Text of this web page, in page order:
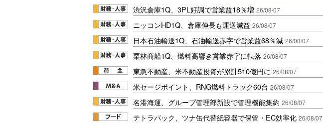
渋沢倉庫1Q、3PL好調で営業益18％増 26/08/07
ニッコンHD1Q、倉庫伸長も運送減益 26/08/07
日本石油輸送1Q、石油輸送赤字で営業益68％減 26/08/07
栗林商船1Q、燃料高響き営業赤字に転落 26/08/07
東急不動産、米不動産投資が累計510億円に 26/08/07
米セージポイント、RNG燃料トラック60台 26/08/07
名港海運、グループ管理部新設で管理機能集約 26/08/07
テトラパック、ツナ缶代替紙容器で保管・EC効率化 26/08/07